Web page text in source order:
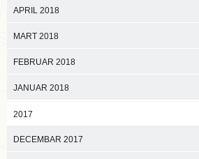
APRIL 2018
MART 2018
FEBRUAR 2018
JANUAR 2018
2017
DECEMBAR 2017